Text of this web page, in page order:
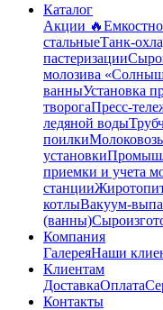
Каталог
Акции 🔥
стальныеТанк-
пастеризации
молозива
ванныУстановка
творогаПресс-
ледяной воды
поилки
установки
приемки и учета
станции
котлыВакуум-
(ванны)
Компания
ГалереяНаши
Клиентам
ДоставкаОплата
Контакты